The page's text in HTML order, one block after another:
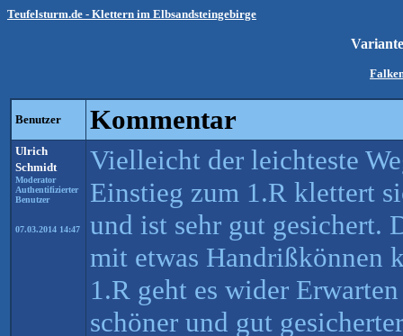
Teufelsturm.de - Klettern im Elbsandsteingebirge
Benutzer Kommentar
Ulrich
Schmidt
Moderator
Authentifizierter
Benutzer
07.03.2014 14:47
Vielleicht der leichteste
Einstieg zum 1.R klettert
und ist sehr gut gesichert.
mit etwas Handrißkönnen
1.R geht es wider
schöner und gut